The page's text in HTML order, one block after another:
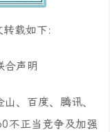
载如下:
合声明
、百度、腾讯、
不正当竞争及加强